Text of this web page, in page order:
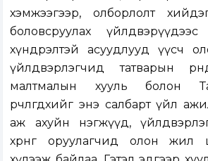
хэмжээгээр, олборлолт
боловсруулах
хүндрэлтэй асуудлууд үүсч
үйлдвэрлэгчид татварын
малтмалын хууль болон
өөрчлөгдөхийг энэ салбарт үйл
аж ахуйн нэгжүүд,
хөрөнгө оруулагчид олон жил